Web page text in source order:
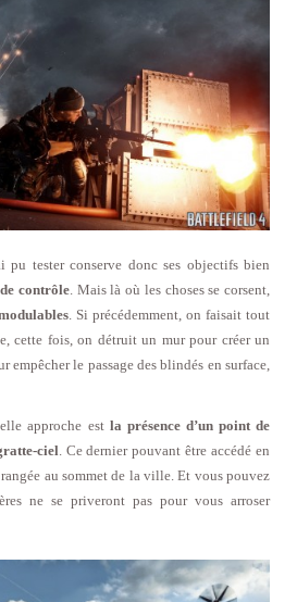
pu tester conserve donc ses objectifs bien
contrôle. Mais là où les choses se corsent,
. Si précédemment, on faisait tout
cette fois, on détruit un mur pour créer un
empêcher le passage des blindés en surface,
approche est la présence d’un point de
ciel. Ce dernier pouvant être accédé en
au sommet de la ville. Et vous pouvez
ne se priveront pas pour vous arroser